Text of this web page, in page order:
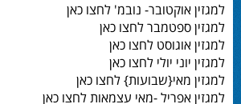
למגזין אוקטובר- נובמ' לחצו כאן
למגזין ספטמבר לחצו כאן
למגזין אוגוסט לחצו כאן
למגזין יוני יולי לחצו כאן
למגזין מאי{שבועות} לחצו כאן
למגזין אפריל -מאי עצמאות לחצו כאן